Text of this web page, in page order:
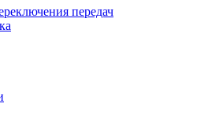
передач